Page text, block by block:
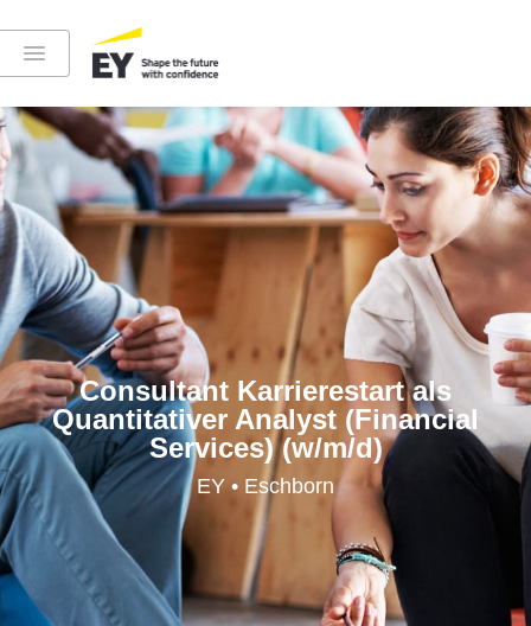
Instagram
LinkedIn
YouTube
Höre in die EY-Welt rein
EY Careers Spotlight
der Karriere-Podcast
Consultant Karrierestart als
Quantitativer Analyst (Financial
Services) (w/m/d)
EY • Eschborn